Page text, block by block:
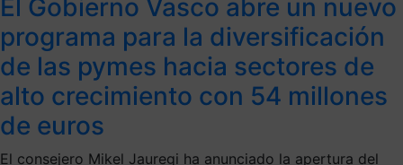
El Gobierno Vasco abre un nuevo
programa para la diversificación
de las pymes hacia sectores de
alto crecimiento con 54 millones
de euros
El consejero Mikel Jauregi ha anunciado la apertura del